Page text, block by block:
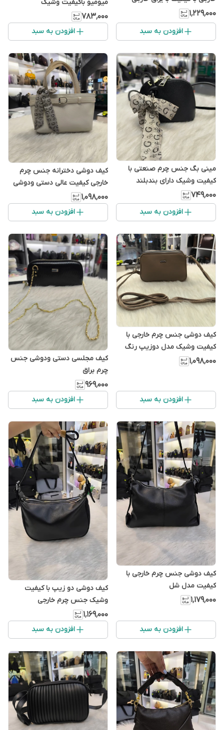
۱٬۲۲۹٬۰۰۰
افزودن به سبد
میومیو باکیفیت وشیک
۷۸۳٬۰۰۰
افزودن به سبد
مینی بگ جنس چرم صنعتی با
کیفیت وشیک دارای بندبلند
۷۴۹٬۰۰۰
افزودن به سبد
کیف دوشی دخترانه جنس چرم
خارجی کیفیت عالی دستی ودوشی
۱٬۰۹۸٬۰۰۰
افزودن به سبد
کیف دوشی جنس چرم خارجی با
کیفیت وشیک مدل دوزیپ رنگ
نسکافه ای
۱٬۰۹۸٬۰۰۰
افزودن به سبد
کیف مجلسی دستی ودوشی جنس
چرم براق
۹۶۹٬۰۰۰
افزودن به سبد
کیف دوشی جنس چرم خارجی با
کیفیت مدل شل
۱٬۱۷۹٬۰۰۰
افزودن به سبد
کیف دوشی دو زیپ با کیفیت
وشیک جنس چرم خارجی
۱٬۱۶۹٬۰۰۰
افزودن به سبد